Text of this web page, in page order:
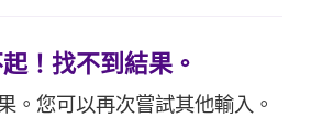
！找不到結果。
。您可以再次嘗試其他輸入。